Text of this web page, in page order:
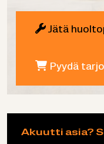
Jätä
Pyydä
Akuutti asia?